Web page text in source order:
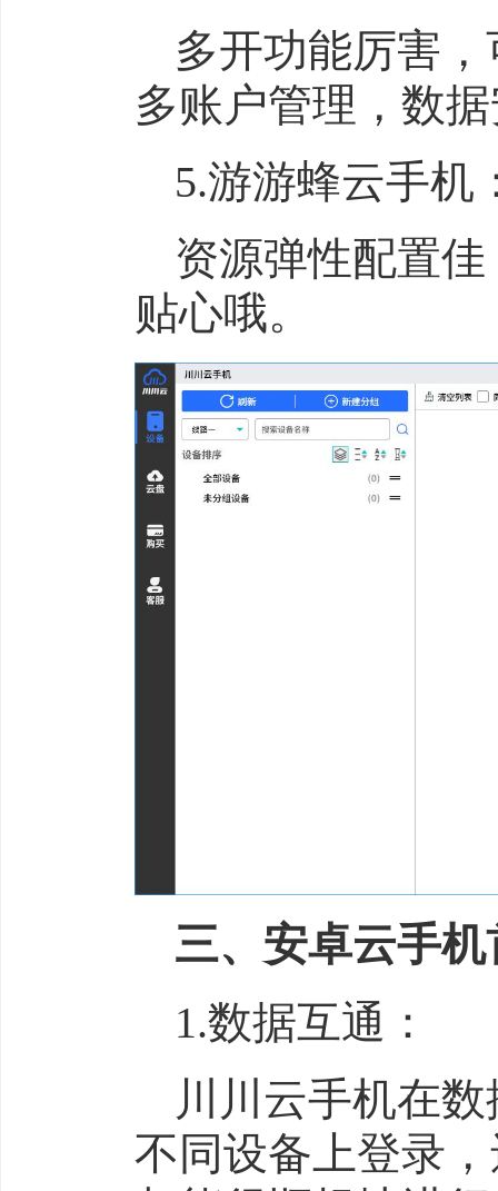
多开功能厉害
多账户管理，数
5.游游蜂云手机
资源弹性配置
贴心哦。
三、安卓云手
1.数据互通：
川川云手机在
不同设备上登录